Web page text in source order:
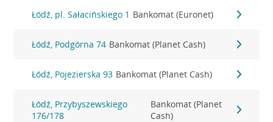
Łódź, pl. Sałacińskiego 1 Bankomat (Euronet)
Łódź, Podgórna 74 Bankomat (Planet Cash)
Łódź, Pojezierska 93 Bankomat (Planet Cash)
Łódź, Przybyszewskiego
176/178
Bankomat (Planet
Cash)